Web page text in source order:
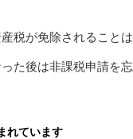
税が免除されること
た後は非課税申請を
れています